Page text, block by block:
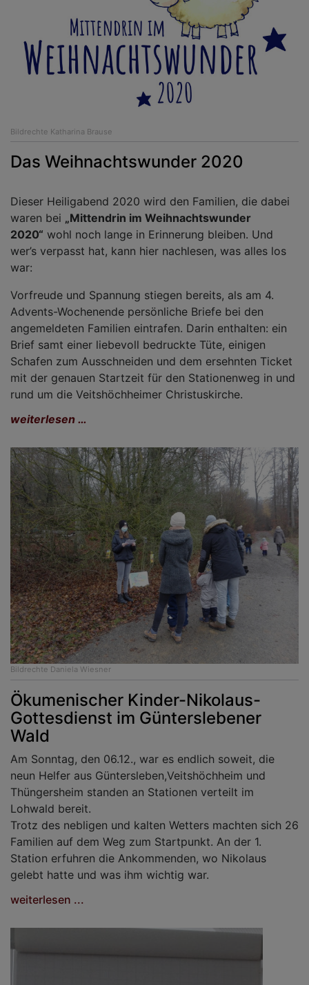
Bildrechte Katharina Brause
Das Weihnachtswunder 2020
Dieser Heiligabend 2020 wird den Familien, die dabei
waren bei „Mittendrin im Weihnachtswunder
2020“ wohl noch lange in Erinnerung bleiben. Und
wer’s verpasst hat, kann hier nachlesen, was alles los
war:
Vorfreude und Spannung stiegen bereits, als am 4.
Advents-Wochenende persönliche Briefe bei den
angemeldeten Familien eintrafen. Darin enthalten: ein
Brief samt einer liebevoll bedruckte Tüte, einigen
Schafen zum Ausschneiden und dem ersehnten Ticket
mit der genauen Startzeit für den Stationenweg in und
rund um die Veitshöchheimer Christuskirche.
weiterlesen …
Bildrechte Daniela Wiesner
Ökumenischer Kinder-Nikolaus-
Gottesdienst im Günterslebener
Wald
Am Sonntag, den 06.12., war es endlich soweit, die
neun Helfer aus Güntersleben,Veitshöchheim und
Thüngersheim standen an Stationen verteilt im
Lohwald bereit.
Trotz des nebligen und kalten Wetters machten sich 26
Familien auf dem Weg zum Startpunkt. An der 1.
Station erfuhren die Ankommenden, wo Nikolaus
gelebt hatte und was ihm wichtig war.
weiterlesen ...